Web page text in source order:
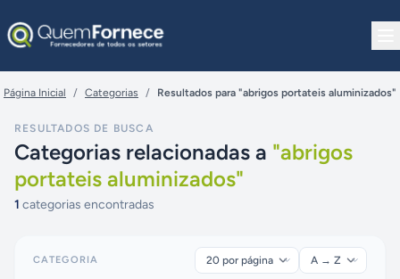
Página Inicial / Categorias / Resultados para "abrigos portateis aluminizados"
RESULTADOS DE BUSCA
Categorias relacionadas a "abrigos
portateis aluminizados"
1 categorias encontradas
CATEGORIA